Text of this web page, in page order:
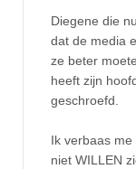
Diegene die
dat de media
ze beter
heeft zijn
geschroefd.
Ik verbaas
niet WILLEN